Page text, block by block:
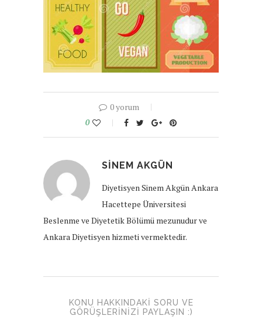
0 yorum
0
SINEM AKGÜN
Diyetisyen Sinem Akgün Ankara
Hacettepe Üniversitesi
Beslenme ve Diyetetik Bölümü mezunudur ve
Ankara Diyetisyen hizmeti vermektedir.
KONU HAKKINDAKI SORU VE
GÖRÜŞLERINIZI PAYLAŞIN :)